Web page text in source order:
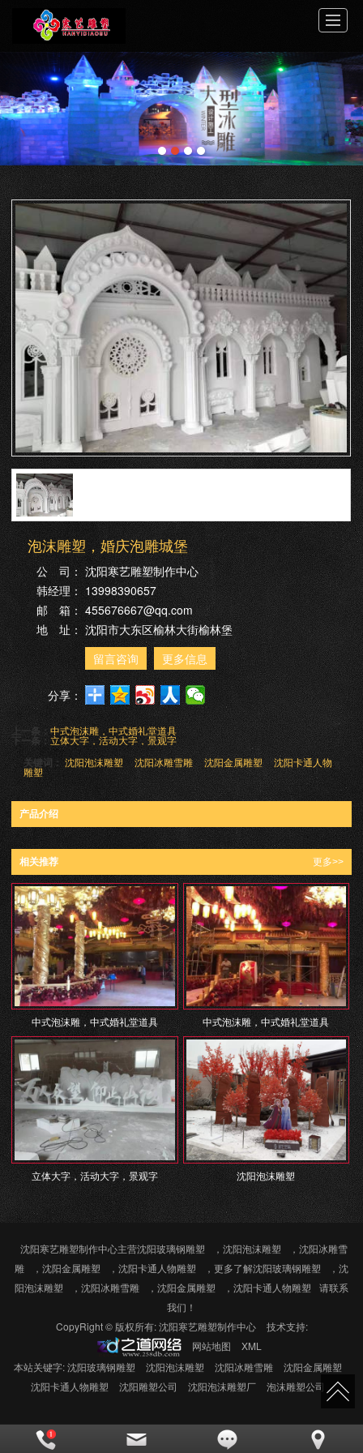
关于寒艺 案例展示 服务中心 工程介绍 视频展示 联系我们
泡沫雕塑，婚庆泡雕城堡
公 司： 沈阳寒艺雕塑制作中心
韩经理： 13998390657
邮 箱： 455676667@qq.com
地 址： 沈阳市大东区榆林大街榆林堡
留言咨询
更多信息
分享：
上一条：中式泡沫雕，中式婚礼堂道具
下一条：立体大字，活动大字，景观字
关键词：沈阳泡沫雕塑 沈阳冰雕雪雕 沈阳金属雕塑 沈阳卡通人物
雕塑
产品介绍
相关推荐 更多>>
中式泡沫雕，中式婚礼堂道具 中式泡沫雕，中式婚礼堂道具
立体大字，活动大字，景观字 沈阳泡沫雕塑
沈阳寒艺雕塑制作中心主营沈阳玻璃钢雕塑 ， 沈阳泡沫雕塑 ， 沈阳冰雕雪
雕
， 沈阳金属雕塑 ， 沈阳卡通人物雕塑 ，更多了解沈阳玻璃钢雕塑 ， 沈
阳泡沫雕塑
， 沈阳冰雕雪雕 ， 沈阳金属雕塑 ， 沈阳卡通人物雕塑
请联系
我们！
CopyRight © 版权所有:沈阳寒艺雕塑制作中心
技术支持:
网站地图
XML
本站关键字:沈阳玻璃钢雕塑 沈阳泡沫雕塑 沈阳冰雕雪雕
沈阳金属雕塑
沈阳卡通人物雕塑
沈阳雕塑公司 沈阳泡沫雕塑厂 泡沫雕塑公司